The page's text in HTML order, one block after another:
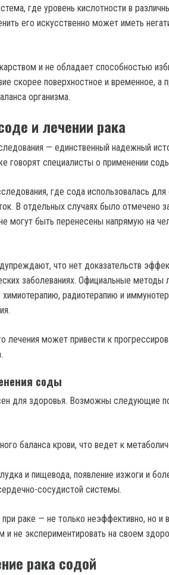
где уровень кислотности в
его искусственно может иметь
и не обладает способностью
скорее поверхностное и временное, а
организма.
и лечении рака
— единственный надежный
говорят специалисты о применении
где сода использовалась для
В отдельных случаях было отмечено
могут быть перенесены напрямую на
что нет доказательств
заболеваниях. Официальные методы
радиотерапию и
лечения может привести к
соды
для здоровья. Возможны следующие
баланса крови, что ведет к
и пищевода, появление изжоги и
сосудистой системы.
раке — не только неэффективно, но и
не экспериментировать на своем
рака содой